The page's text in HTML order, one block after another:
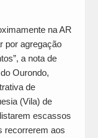
na AR
por agregação
a nota de
Ourondo,
de
(Vila) de
escassos
recorrerem aos